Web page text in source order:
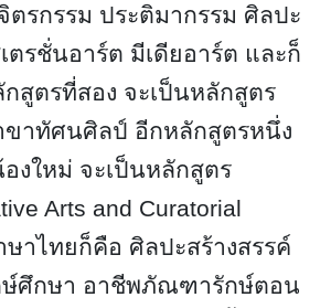
ตรกรรม ประติมากรรม ศิลปะ
ตรชั่นอาร์ต มีเดียอาร์ต และก็
สูตรที่สอง จะเป็นหลักสูตร
าทัศนศิลป์ อีกหลักสูตรหนึ่ง
งใหม่ จะเป็นหลักสูตร
Arts and Curatorial
ษาไทยก็คือ ศิลปะสร้างสรรค์
ศึกษา อาชีพภัณฑารักษ์ตอน